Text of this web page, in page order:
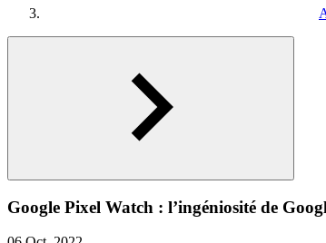
Google Pixel Watch : l’ingéniosité de